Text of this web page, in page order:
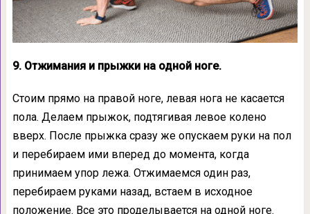
9. Отжимания и прыжки на одной ноге.
Стоим прямо на правой ноге, левая нога не касается
пола. Делаем прыжок, подтягивая левое колено
вверх. После прыжка сразу же опускаем руки на пол
и перебираем ими вперед до момента, когда
принимаем упор лежа. Отжимаемся один раз,
перебираем руками назад, встаем в исходное
положение. Все это проделывается на одной ноге.